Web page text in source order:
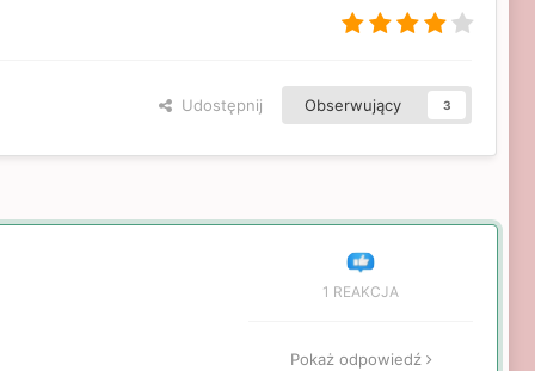
Udostępnij Obserwujący 3
1 REAKCJA
Pokaż odpowiedź